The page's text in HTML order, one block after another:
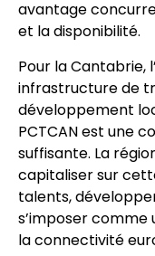
avantage
et la disponibilité.
Pour la Cantabrie,
infrastructure de
développement
PCTCAN est une
suffisante. La
capitaliser sur
talents,
s’imposer
la connectivité